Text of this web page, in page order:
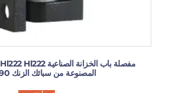
المصنوعة من سبائك الزنك 190 درجة